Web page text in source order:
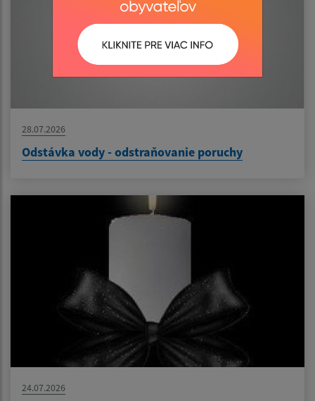
28.07.2026
Odstávka vody - odstraňovanie poruchy
24.07.2026